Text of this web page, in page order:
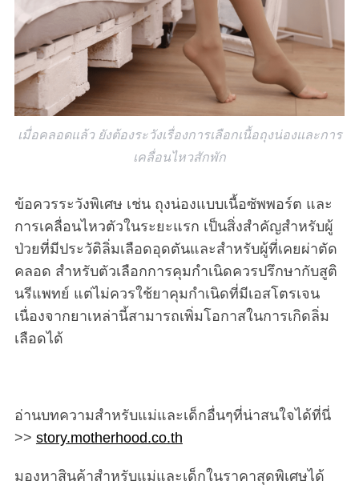
เมื่อคลอดแล้ว ยังต้องระวังเรื่องการเลือกเนื้อถุงน่องและการ
เคลื่อนไหวสักพัก
ข้อควรระวังพิเศษ เช่น ถุงน่องแบบเนื้อซัพพอร์ต และ
การเคลื่อนไหวตัวในระยะแรก เป็นสิ่งสำคัญสำหรับผู้
ป่วยที่มีประวัติลิ่มเลือดอุดตันและสำหรับผู้ที่เคยผ่าตัด
คลอด สำหรับตัวเลือกการคุมกำเนิดควรปรึกษากับสูติ
นรีแพทย์ แต่ไม่ควรใช้ยาคุมกำเนิดที่มีเอสโตรเจน
เนื่องจากยาเหล่านี้สามารถเพิ่มโอกาสในการเกิดลิ่ม
เลือดได้
อ่านบทความสำหรับแม่และเด็กอื่นๆที่น่าสนใจได้ที่นี่
>> story.motherhood.co.th
มองหาสินค้าสำหรับแม่และเด็กในราคาสุดพิเศษได้
a
r
c
h
o
r